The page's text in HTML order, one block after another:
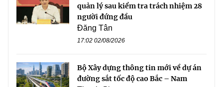
quản lý sau kiểm tra trách nhiệm 28
người đứng đầu
Đăng Tân
17:02 02/08/2026
Bộ Xây dựng thông tin mới về dự án
đường sắt tốc độ cao Bắc – Nam